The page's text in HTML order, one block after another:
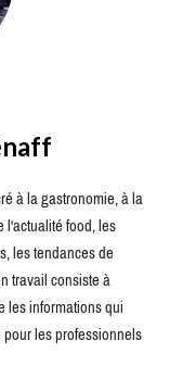
à la gastronomie, à la
l'actualité food, les
les tendances de
travail consiste à
les informations qui
les professionnels